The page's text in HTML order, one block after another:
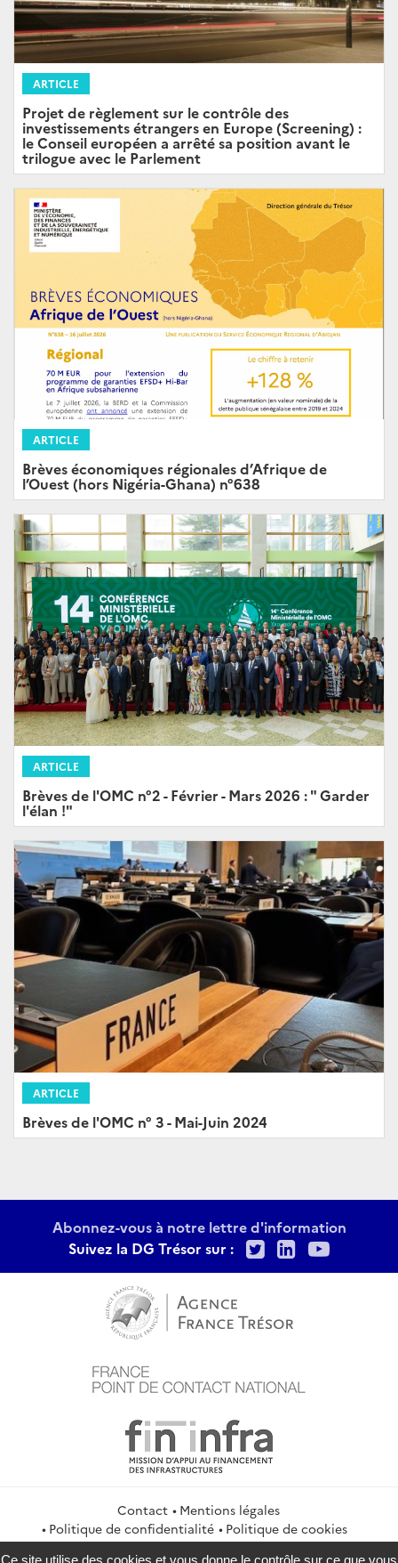
ARTICLE
Projet de règlement sur le contrôle des
investissements étrangers en Europe (Screening) :
le Conseil européen a arrêté sa position avant le
trilogue avec le Parlement
ARTICLE
Brèves économiques régionales d’Afrique de
l’Ouest (hors Nigéria-Ghana) n°638
ARTICLE
Brèves de l'OMC n°2 - Février - Mars 2026 : " Garder
l'élan !"
ARTICLE
Brèves de l'OMC n° 3 - Mai-Juin 2024
Abonnez-vous à notre lettre d'information
Suivez la DG Trésor sur :
TwitterLinkedIn
Contact
Mentions légales
Politique de confidentialité
Politique de cookies
Gestion des cookies
Flux RSS
Ce site utilise des cookies et vous donne le contrôle sur ce que vous